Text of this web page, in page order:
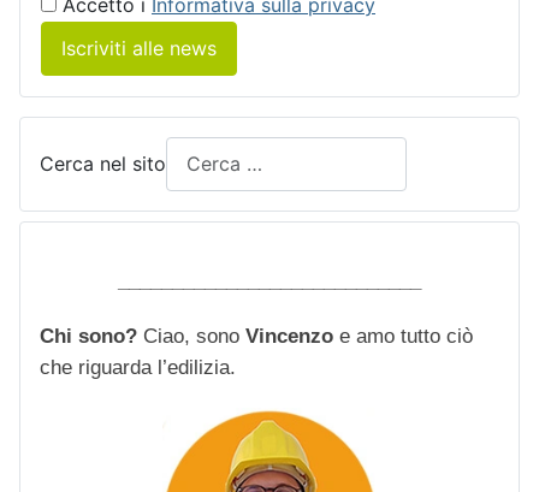
Iscriviti alle news
Cerca nel sito
Chi sono? Ciao, sono Vincenzo e amo tutto ciò
che riguarda l’edilizia.